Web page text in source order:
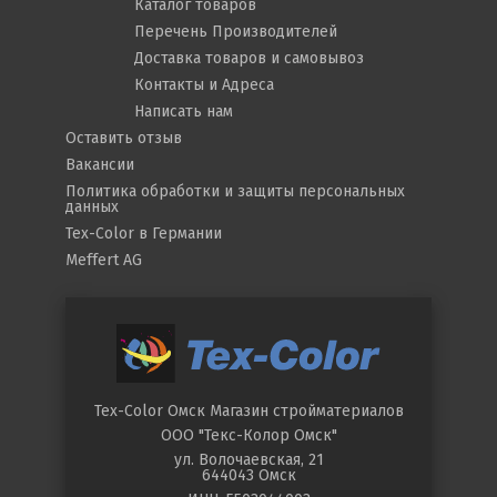
Примечание
расход краски
зависит от
Каталог товаров
Перечень Производителей
Доставка товаров и самовывоз
Контакты и Адреса
Написать нам
Оставить отзыв
Вакансии
Политика обработки и защиты персональных
данных
Tex-Color в Германии
Meffert AG
Tex-Color ОмскМагазин стройматериалов
ООО "Текс-Колор Омск"
ул. Волочаевская, 21
644043 Омск